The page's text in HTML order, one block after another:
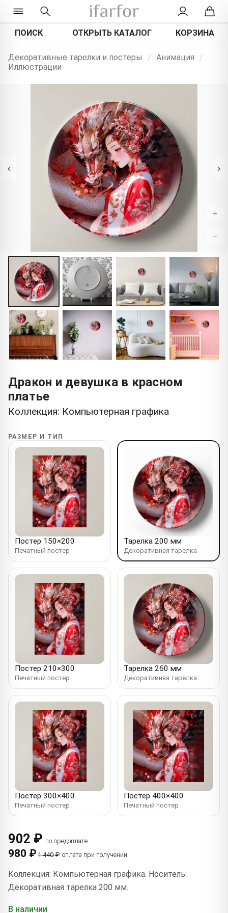
ПОИСК ОТКРЫТЬ КАТАЛОГ КОРЗИНА
Декоративные тарелки и постеры / Анимация
/
Иллюстрации
‹ ›
+
−
Дракон и девушка в красном
платье
Коллекция: Компьютерная графика
РАЗМЕР И ТИП
Постер 150×200
Печатный постер
Тарелка 200 мм
Декоративная тарелка
Постер 210×300
Печатный постер
Тарелка 260 мм
Декоративная тарелка
Постер 300×400
Печатный постер
Постер 400×400
Печатный постер
902 ₽ по предоплате
980 ₽ 1 440 ₽ оплата при получении
Коллекция: Компьютерная графика. Носитель:
Декоративная тарелка 200 мм.
В наличии